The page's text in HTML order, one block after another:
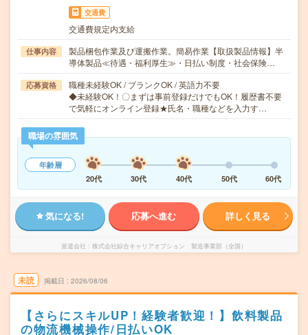
交通費
交通費規定内支給
仕事内容
製品梱包作業及び運搬作業。簡易作業【取扱製品情報】半
導体製品≪待遇・福利厚生≫・日払い制度・社会保険…
応募資格
職種未経験OK / ブランクOK / 英語力不要
◆未経験OK！〇まずは事前登録だけでもOK！履歴書不要
で気軽にオンライン登録★氏名・職種などを入力す…
職場の雰囲気
年齢層
20代
30代 40代 50代 60代
気になる! 応募へ進む 詳しく見る
派遣会社 株式会社綜合キャリアオプション 製造事業部（全国）
未読 掲載日 2026/08/06
【さらにスキルUP！経験者歓迎！】飲料製品
の物流機械操作/日払いOK